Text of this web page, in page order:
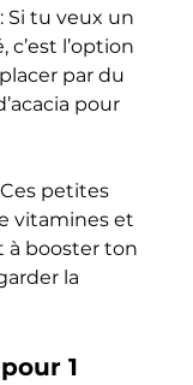
: Si tu veux un
l’option
par du
pour
Ces petites
vitamines et
à booster ton
la
1